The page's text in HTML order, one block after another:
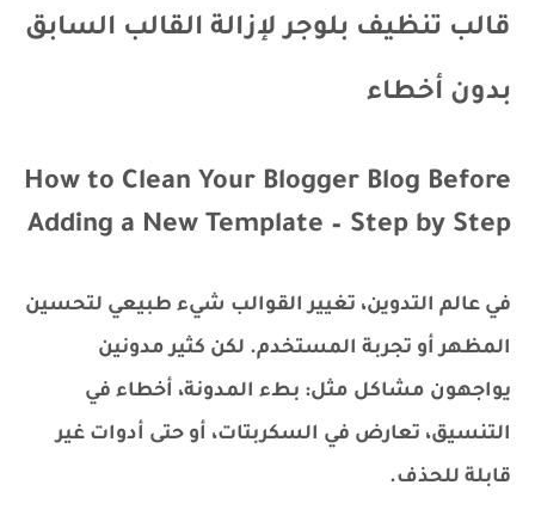
قالب تنظيف بلوجر لإزالة القالب السابق
بدون أخطاء
How to Clean Your Blogger Blog Before
Adding a New Template – Step by Step
في عالم التدوين، تغيير القوالب شيء طبيعي لتحسين
المظهر أو تجربة المستخدم. لكن كثير مدونين
يواجهون مشاكل مثل: بطء المدونة، أخطاء في
التنسيق، تعارض في السكربتات، أو حتى أدوات غير
قابلة للحذف.